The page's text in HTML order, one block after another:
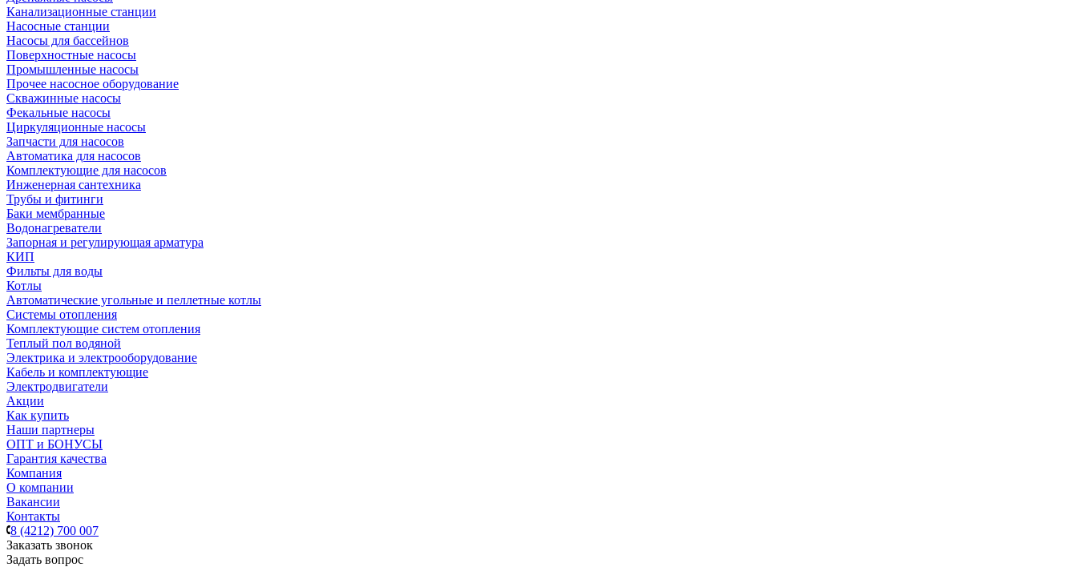
Канализационные станции
Насосные станции
Насосы для бассейнов
Поверхностные насосы
Промышленные насосы
Прочее насосное оборудование
Скважинные насосы
Фекальные насосы
Циркуляционные насосы
Запчасти для насосов
Автоматика для насосов
Комплектующие для насосов
Инженерная сантехника
Трубы и фитинги
Баки мембранные
Водонагреватели
Запорная и регулирующая арматура
КИП
Фильты для воды
Котлы
Автоматические угольные и пеллетные котлы
Системы отопления
Комплектующие систем отопления
Теплый пол водяной
Электрика и электрооборудование
Кабель и комплектующие
Электродвигатели
Акции
Как купить
Наши партнеры
ОПТ и БОНУСЫ
Гарантия качества
Компания
О компании
Вакансии
Контакты
8 (4212) 700 007
Заказать звонок
Задать вопрос